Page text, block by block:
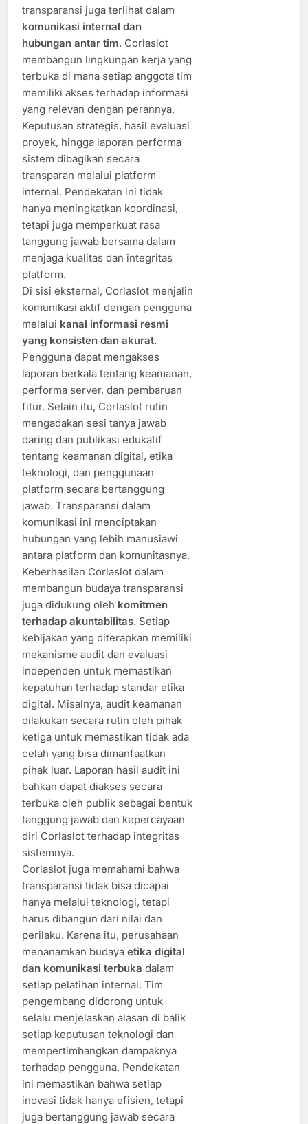
transparansi juga terlihat dalam
komunikasi internal dan
hubungan antar tim. Corlaslot
membangun lingkungan kerja yang
terbuka di mana setiap anggota tim
memiliki akses terhadap informasi
yang relevan dengan perannya.
Keputusan strategis, hasil evaluasi
proyek, hingga laporan performa
sistem dibagikan secara
transparan melalui platform
internal. Pendekatan ini tidak
hanya meningkatkan koordinasi,
tetapi juga memperkuat rasa
tanggung jawab bersama dalam
menjaga kualitas dan integritas
platform.
Di sisi eksternal, Corlaslot menjalin
komunikasi aktif dengan pengguna
melalui kanal informasi resmi
yang konsisten dan akurat.
Pengguna dapat mengakses
laporan berkala tentang keamanan,
performa server, dan pembaruan
fitur. Selain itu, Corlaslot rutin
mengadakan sesi tanya jawab
daring dan publikasi edukatif
tentang keamanan digital, etika
teknologi, dan penggunaan
platform secara bertanggung
jawab. Transparansi dalam
komunikasi ini menciptakan
hubungan yang lebih manusiawi
antara platform dan komunitasnya.
Keberhasilan Corlaslot dalam
membangun budaya transparansi
juga didukung oleh komitmen
terhadap akuntabilitas. Setiap
kebijakan yang diterapkan memiliki
mekanisme audit dan evaluasi
independen untuk memastikan
kepatuhan terhadap standar etika
digital. Misalnya, audit keamanan
dilakukan secara rutin oleh pihak
ketiga untuk memastikan tidak ada
celah yang bisa dimanfaatkan
pihak luar. Laporan hasil audit ini
bahkan dapat diakses secara
terbuka oleh publik sebagai bentuk
tanggung jawab dan kepercayaan
diri Corlaslot terhadap integritas
sistemnya.
Corlaslot juga memahami bahwa
transparansi tidak bisa dicapai
hanya melalui teknologi, tetapi
harus dibangun dari nilai dan
perilaku. Karena itu, perusahaan
menanamkan budaya etika digital
dan komunikasi terbuka dalam
setiap pelatihan internal. Tim
pengembang didorong untuk
selalu menjelaskan alasan di balik
setiap keputusan teknologi dan
mempertimbangkan dampaknya
terhadap pengguna. Pendekatan
ini memastikan bahwa setiap
inovasi tidak hanya efisien, tetapi
juga bertanggung jawab secara